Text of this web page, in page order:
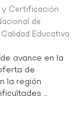
y Certificación
de
Educativa
avance en la
de
la región
...